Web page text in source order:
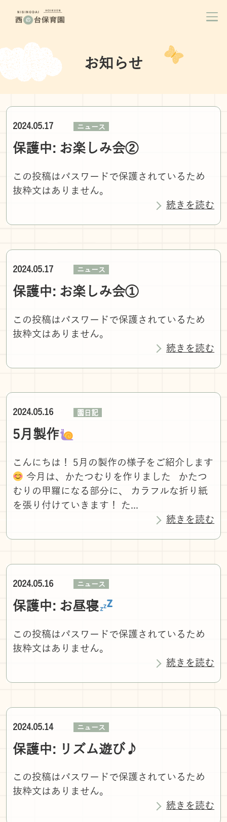
お知らせ
2024.05.17 ニュース
保護中: お楽しみ会②
この投稿はパスワードで保護されているため
抜粋文はありません。
続きを読む
2024.05.17 ニュース
保護中: お楽しみ会➀
この投稿はパスワードで保護されているため
抜粋文はありません。
続きを読む
2024.05.16 園日記
5月製作
こんにちは！ 5月の製作の様子をご紹介します
今月は、かたつむりを作りました かたつ
むりの甲羅になる部分に、 カラフルな折り紙
を張り付けていきます！ た...
続きを読む
2024.05.16 ニュース
保護中: お昼寝
この投稿はパスワードで保護されているため
抜粋文はありません。
続きを読む
2024.05.14 ニュース
保護中: リズム遊び♪
この投稿はパスワードで保護されているため
抜粋文はありません。
続きを読む